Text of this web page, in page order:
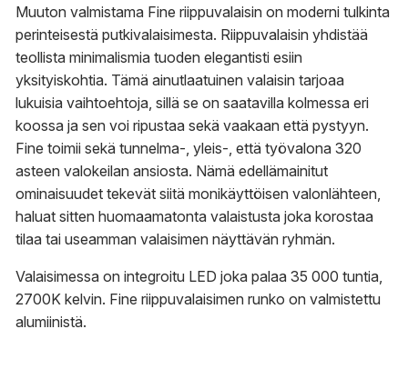
Muuton valmistama Fine riippuvalaisin on moderni tulkinta
perinteisestä putkivalaisimesta. Riippuvalaisin yhdistää
teollista minimalismia tuoden elegantisti esiin
yksityiskohtia. Tämä ainutlaatuinen valaisin tarjoaa
lukuisia vaihtoehtoja, sillä se on saatavilla kolmessa eri
koossa ja sen voi ripustaa sekä vaakaan että pystyyn.
Fine toimii sekä tunnelma-, yleis-, että työvalona 320
asteen valokeilan ansiosta. Nämä edellämainitut
ominaisuudet tekevät siitä monikäyttöisen valonlähteen,
haluat sitten huomaamatonta valaistusta joka korostaa
tilaa tai useamman valaisimen näyttävän ryhmän.
Valaisimessa on integroitu LED joka palaa 35 000 tuntia,
2700K kelvin. Fine riippuvalaisimen runko on valmistettu
alumiinistä.